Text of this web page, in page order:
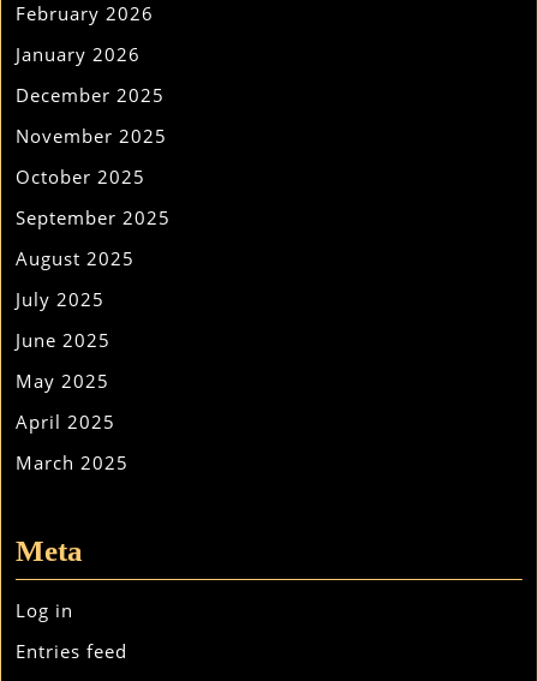
February 2026
January 2026
December 2025
November 2025
October 2025
September 2025
August 2025
July 2025
June 2025
May 2025
April 2025
March 2025
Meta
Log in
Entries feed